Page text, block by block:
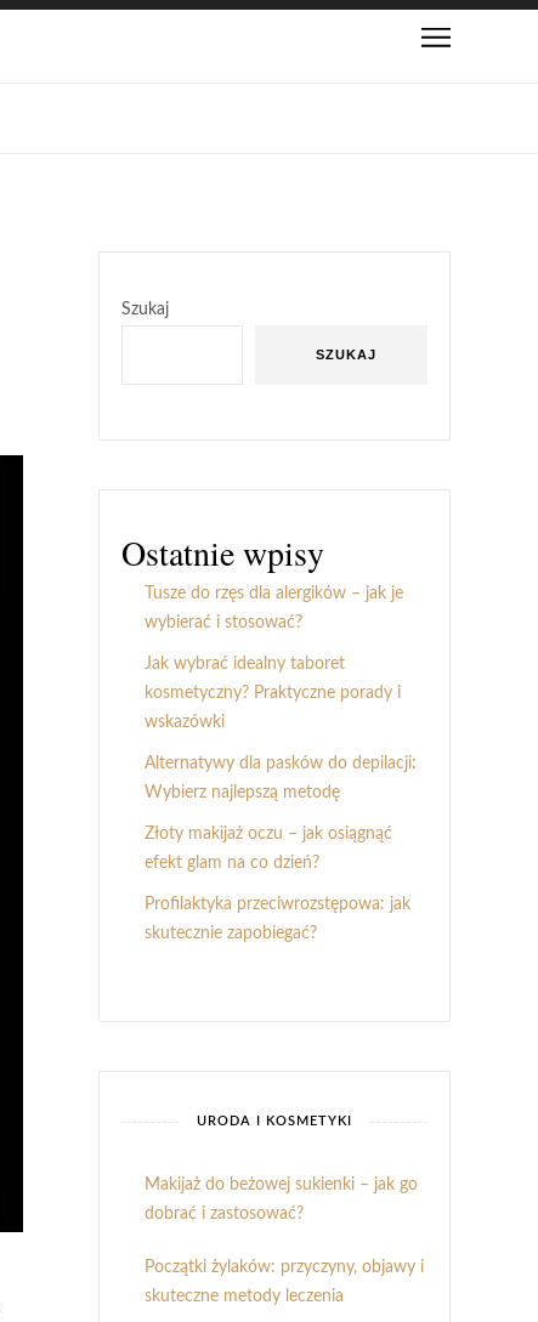
Szukaj
SZUKAJ
Ostatnie wpisy
Tusze do rzęs dla alergików – jak je
wybierać i stosować?
Jak wybrać idealny taboret
kosmetyczny? Praktyczne porady i
wskazówki
Alternatywy dla pasków do depilacji:
Wybierz najlepszą metodę
Złoty makijaż oczu – jak osiągnąć
efekt glam na co dzień?
Profilaktyka przeciwrozstępowa: jak
skutecznie zapobiegać?
URODA I KOSMETYKI
Makijaż do beżowej sukienki – jak go
dobrać i zastosować?
Początki żylaków: przyczyny, objawy i
skuteczne metody leczenia